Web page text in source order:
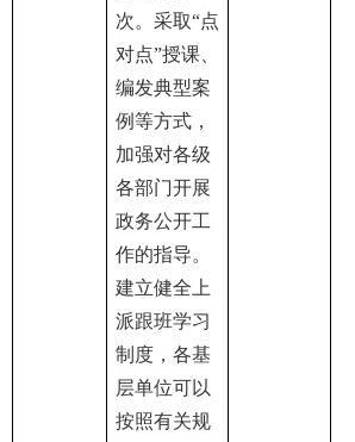
次。采取“点
对点”授课、
编发典型案
例等方式，
加强对各级
各部门开展
政务公开工
作的指导。
建立健全上
派跟班学习
制度，各基
层单位可以
按照有关规